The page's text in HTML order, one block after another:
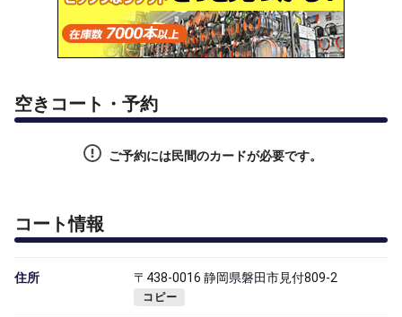
空きコート・予約
ご予約には民間のカードが必要です。
コート情報
住所 〒438-0016 静岡県磐田市見付809-2
コピー